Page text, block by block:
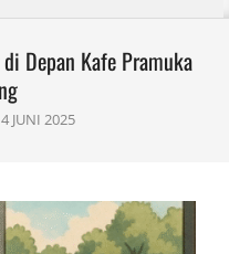
Depan Kafe Pramuka
4 JUNI 2025